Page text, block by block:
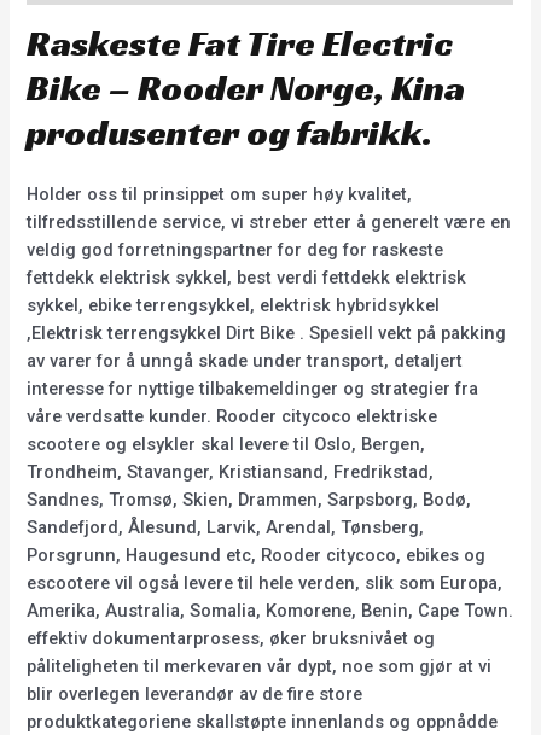
Raskeste Fat Tire Electric
Bike – Rooder Norge, Kina
produsenter og fabrikk.
Holder oss til prinsippet om super høy kvalitet,
tilfredsstillende service, vi streber etter å generelt være en
veldig god forretningspartner for deg for raskeste
fettdekk elektrisk sykkel, best verdi fettdekk elektrisk
sykkel, ebike terrengsykkel, elektrisk hybridsykkel
,Elektrisk terrengsykkel Dirt Bike . Spesiell vekt på pakking
av varer for å unngå skade under transport, detaljert
interesse for nyttige tilbakemeldinger og strategier fra
våre verdsatte kunder. Rooder citycoco elektriske
scootere og elsykler skal levere til Oslo, Bergen,
Trondheim, Stavanger, Kristiansand, Fredrikstad,
Sandnes, Tromsø, Skien, Drammen, Sarpsborg, Bodø,
Sandefjord, Ålesund, Larvik, Arendal, Tønsberg,
Porsgrunn, Haugesund etc, Rooder citycoco, ebikes og
escootere vil også levere til hele verden, slik som Europa,
Amerika, Australia, Somalia, Komorene, Benin, Cape Town.
effektiv dokumentarprosess, øker bruksnivået og
påliteligheten til merkevaren vår dypt, noe som gjør at vi
blir overlegen leverandør av de fire store
produktkategoriene skallstøpte innenlands og oppnådde